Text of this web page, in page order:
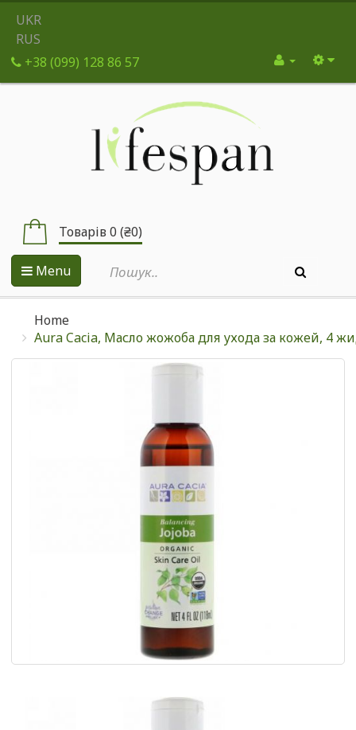
UKR
RUS
+38 (099) 128 86 57
Товарів 0 (₴0)
Menu
Home
Aura Cacia, Масло жожоба для ухода за кожей, 4